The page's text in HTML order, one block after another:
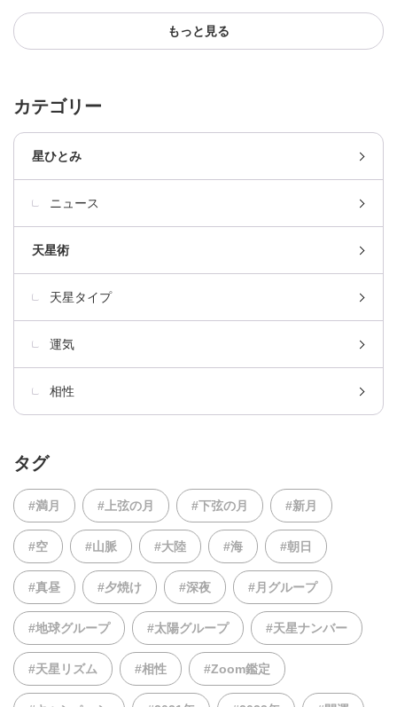
もっと見る
カテゴリー
星ひとみ
ニュース
天星術
天星タイプ
運気
相性
タグ
#満月 #上弦の月 #下弦の月 #新月
#空 #山脈 #大陸 #海 #朝日
#真昼 #夕焼け #深夜 #月グループ
#地球グループ #太陽グループ #天星ナンバー
#天星リズム #相性 #Zoom鑑定